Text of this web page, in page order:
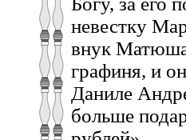
невестку
внук Матюша
графиня, и
Даниле
больше